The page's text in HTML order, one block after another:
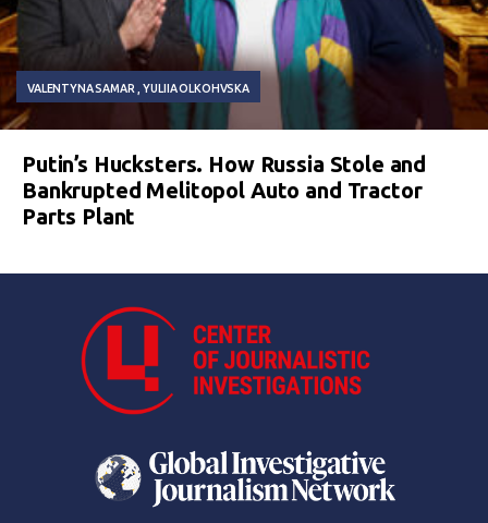
VALENTYNA SAMAR YULIIA OLKOHVSKA
Putin’s Hucksters. How Russia Stole and
Bankrupted Melitopol Auto and Tractor
Parts Plant